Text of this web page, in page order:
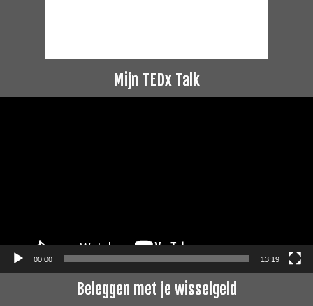
Mijn TEDx Talk
00:00 13:19
Beleggen met je wisselgeld